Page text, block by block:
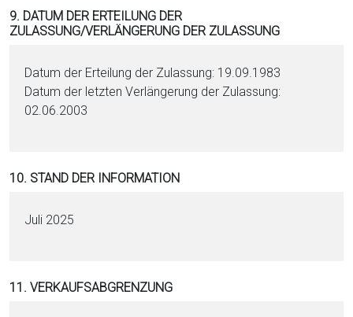
9. DATUM DER ERTEILUNG DER
ZULASSUNG/VERLÄNGERUNG DER ZULASSUNG
Datum der Erteilung der Zulassung: 19.09.1983
Datum der letzten Verlängerung der Zulassung:
02.06.2003
10. STAND DER INFORMATION
Juli 2025
11. VERKAUFSABGRENZUNG